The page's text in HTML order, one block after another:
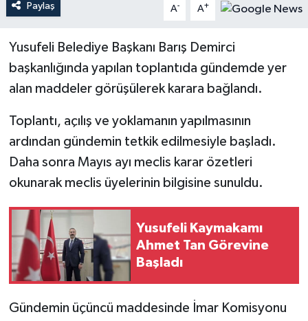
Paylaş A- A+
Yusufeli Belediye Başkanı Barış Demirci
başkanlığında yapılan toplantıda gündemde yer
alan maddeler görüşülerek karara bağlandı.
Toplantı, açılış ve yoklamanın yapılmasının
ardından gündemin tetkik edilmesiyle başladı.
Daha sonra Mayıs ayı meclis karar özetleri
okunarak meclis üyelerinin bilgisine sunuldu.
Yusufeli Kaymakamı
Ahmet Tan Görevine
Başladı
Gündemin üçüncü maddesinde İmar Komisyonu